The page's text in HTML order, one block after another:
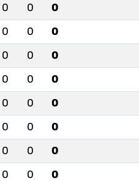
0 0
0
0 0
0
0 0
0
0 0
0
0 0
0
0 0
0
0 0
0
0 0
0